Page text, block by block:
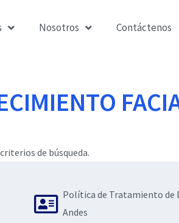
Nosotros Contáctenos
de búsqueda.
Política de Tratamiento de
Andes